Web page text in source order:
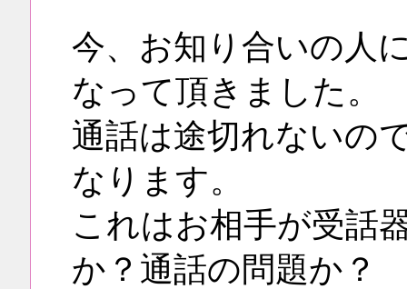
今、お知り合いの人
なって頂きました。
通話は途切れないの
なります。
これはお相手が受話
か？通話の問題か？